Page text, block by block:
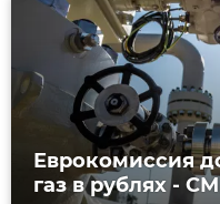
Еврокомиссия
газ в рублях -